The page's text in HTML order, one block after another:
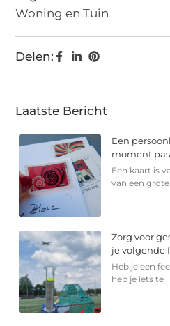
Woning en Tuin
Delen:
Laatste Bericht
Een
moment
Een kaart is
van een
Zorg voor
je volgende
Heb je een
heb je iets te